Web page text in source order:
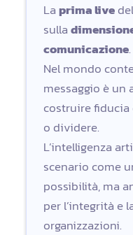
Laprima live
sulla
comunicazione.
Nel mondo
messaggio è
costruire
o dividere.
L’intelligenza
scenario come
possibilità, ma
per l’integrità e
organizzazioni.